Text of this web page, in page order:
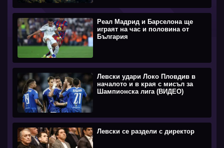
Реал Мадрид и Барселона ще
играят на час и половина от
България
Левски удари Локо Пловдив в
началото и в края с мисъл за
Шампионска лига (ВИДЕО)
Левски се раздели с директор